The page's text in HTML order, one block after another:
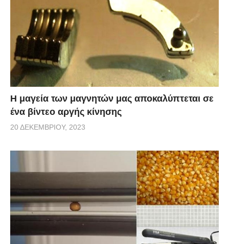
Η μαγεία των μαγνητών μας αποκαλύπτεται σε
ένα βίντεο αργής κίνησης
20 ΔΕΚΕΜΒΡΊΟΥ, 2023